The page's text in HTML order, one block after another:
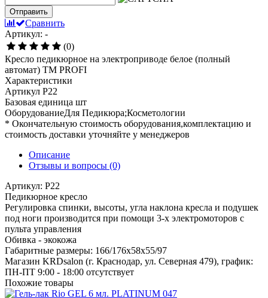
Отправить
Сравнить
Артикул: -
(0)
Кресло педикюрное на электроприводе белое (полный
автомат) TM PROFI
Характеристики
Артикул P22
Базовая единица шт
ОборудованиеДля Педикюра;Косметологии
* Окончательную стоимость оборудования,комплектацию и
стоимость доставки уточняйте у менеджеров
Описание
Отзывы и вопросы (0)
Артикул: Р22
Педикюрное кресло
Регулировка спинки, высоты, угла наклона кресла и подушек
под ноги производится при помощи 3-х электромоторов с
пульта управления
Обивка - экокожа
Габаритные размеры: 166/176x58x55/97
Магазин KRDsalon (г. Краснодар, ул. Северная 479), график:
ПН-ПТ 9:00 - 18:00 отсутствует
Похожие товары